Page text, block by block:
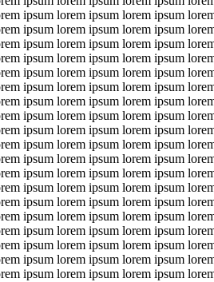
ipsum lorem ipsum lorem ipsum
ipsum lorem ipsum lorem ipsum
ipsum lorem ipsum lorem ipsum
ipsum lorem ipsum lorem ipsum
ipsum lorem ipsum lorem ipsum
ipsum lorem ipsum lorem ipsum
ipsum lorem ipsum lorem ipsum
ipsum lorem ipsum lorem ipsum
ipsum lorem ipsum lorem ipsum
ipsum lorem ipsum lorem ipsum
ipsum lorem ipsum lorem ipsum
ipsum lorem ipsum lorem ipsum
ipsum lorem ipsum lorem ipsum
ipsum lorem ipsum lorem ipsum
ipsum lorem ipsum lorem ipsum
ipsum lorem ipsum lorem ipsum
ipsum lorem ipsum lorem ipsum
ipsum lorem ipsum lorem ipsum
ipsum lorem ipsum lorem ipsum